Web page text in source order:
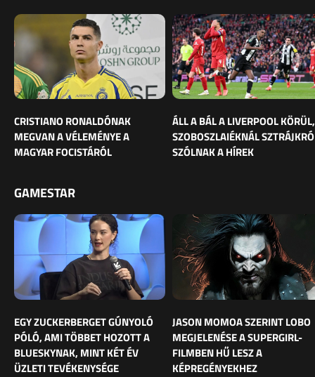
CRISTIANO RONALDÓNAK
MEGVAN A VÉLEMÉNYE A
MAGYAR FOCISTÁRÓL
ÁLL A BÁL A LIVERPOOL KÖRÜL,
SZOBOSZLAIÉKNÁL
SZÓLNAK A HÍREK
GAMESTAR
EGY ZUCKERBERGET GÚNYOLÓ
PÓLÓ, AMI TÖBBET HOZOTT A
BLUESKYNAK, MINT KÉT ÉV
ÜZLETI TEVÉKENYSÉGE
JASON MOMOA SZERINT LOBO
MEGJELENÉSE A SUPERGIRL-
FILMBEN HŰ LESZ A
KÉPREGÉNYEKHEZ